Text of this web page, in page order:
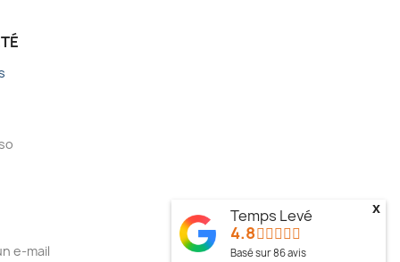
e-mail
Temps Levé
4.8
Basé sur86avis
x